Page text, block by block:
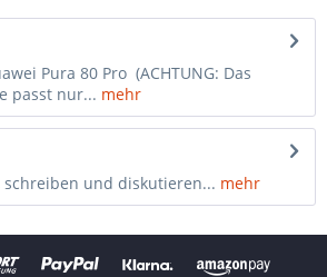
Pura 80 Pro (ACHTUNG: Das
passt nur... mehr
schreiben und diskutieren... mehr